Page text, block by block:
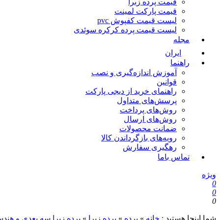
قیمت پرده زبرا
قیمت پارکت لمینت
لیست قیمت کفپوش pvc
لیست قیمت پرده کرکره سوئدی
مجله
ایران
راهنما
آموزش اندازه‌گیری و نصب
قوانین
راهنمای خرید از دیجی پارکت
پرسش‌های متداول
روش‌های پرداخت
روش‌های ارسال
ضمانت محصولات
رویه‌های بازگرداندن کالا
رهگیری سفارش
تماس باما
ویژه
0
0
0
شما اینجا هستید : خانه » پرده » پرده زبرا » پرده زبرا سه بعدی و